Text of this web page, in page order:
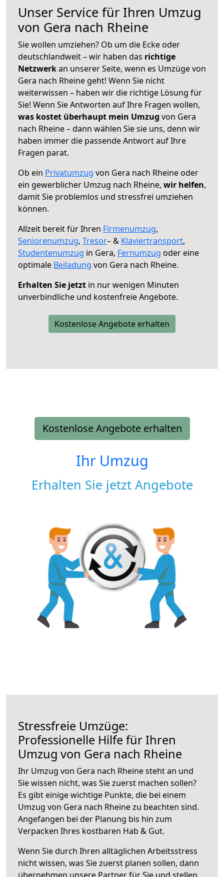
Unser Service für Ihren Umzug
von Gera nach Rheine
Sie wollen umziehen? Ob um die Ecke oder
deutschlandweit – wir haben das richtige
Netzwerkan unserer Seite, wenn es Umzüge von
Gera nach Rheine geht! Wenn Sie nicht
weiterwissen – haben wir die richtige Lösung für
Sie! Wenn Sie Antworten auf Ihre Fragen wollen,
was kostet überhaupt mein Umzug von Gera
nach Rheine – dann wählen Sie sie uns, denn wir
haben immer die passende Antwort auf Ihre
Fragen parat.
Ob ein Privatumzug von Gera nach Rheine oder
ein gewerblicher Umzug nach Rheine, wir helfen,
damit Sie problemlos und stressfrei umziehen
können.
Allzeit bereit für Ihren Firmenumzug,
Seniorenumzug, Tresor– & Klaviertransport,
Studentenumzug in Gera, Fernumzug oder eine
optimale Beiladung von Gera nach Rheine.
Erhalten Sie jetzt in nur wenigen Minuten
unverbindliche und kostenfreie Angebote.
Kostenlose Angebote erhalten
Kostenlose Angebote erhalten
Ihr Umzug
Erhalten Sie jetzt Angebote
Stressfreie Umzüge:
Professionelle Hilfe für Ihren
Umzug von Gera nach Rheine
Ihr Umzug von Gera nach Rheine steht an und
Sie wissen nicht, was Sie zuerst machen sollen?
Es gibt einige wichtige Punkte, die bei einem
Umzug von Gera nach Rheine zu beachten sind.
Angefangen bei der Planung bis hin zum
Verpacken Ihres kostbaren Hab & Gut.
Wenn Sie durch Ihren alltäglichen Arbeitsstress
nicht wissen, was Sie zuerst planen sollen, dann